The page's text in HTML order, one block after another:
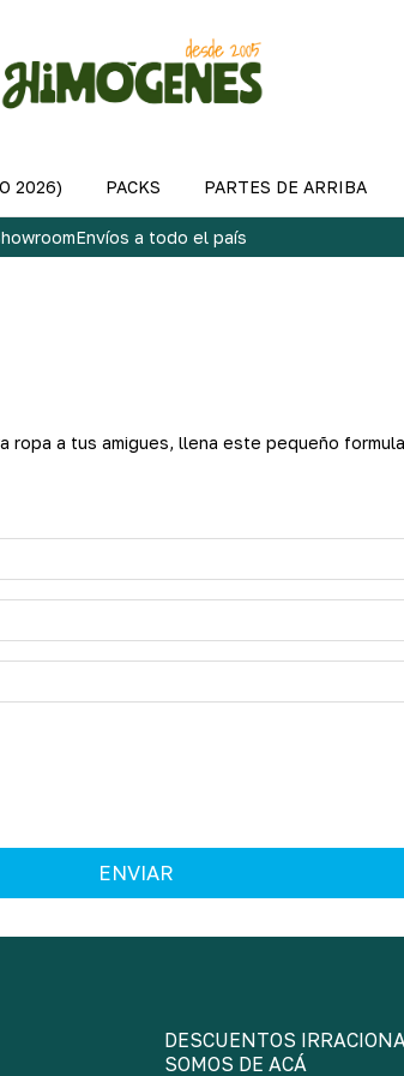
2026) PACKS PARTES DE ARRIBA
Envíos a todo el país
a tus amigues, llena este pequeño
ENVIAR
DESCUENTOS
SOMOS DE ACÁ